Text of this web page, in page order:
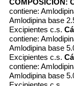
COMPOSICION:
contiene:
Amlodipina base
Excipientes c.s.
contiene:
Amlodipina base
Excipientes c.s.
contiene:
Amlodipina base